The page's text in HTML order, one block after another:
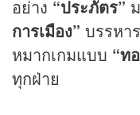
อย่าง “ประภัตร”
การเมือง” บรรหา
หมากเกมแบบ “ท
ทุกฝ่าย